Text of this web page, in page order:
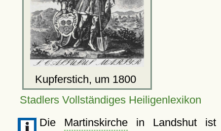
Kupferstich, um 1800
Stadlers Vollständiges Heiligenlexikon
Die Martinskirchein Landshut ist